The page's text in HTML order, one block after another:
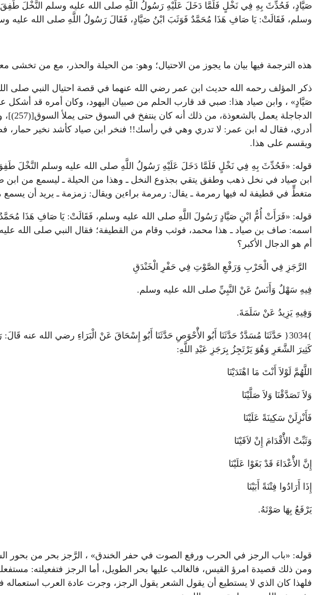
صَيَّادٍ، فَحُدِّثَ بِهِ فِي نَخْلٍ فَلَمَّا دَخَلَ عَلَيْهِ رَسُولُ اللَّهِ صلى الله عليه وسلم النَّخْلَ طَفِقَ
وسلم، فَقَالَتْ: يَا صَافِ هَذَا مُحَمَّدٌ فَوَثَبَ ابْنُ صَيَّادٍ، فَقَالَ رَسُولُ اللَّهِ صلى الله عليه
هذه الترجمة فيها بيان ما يجوز من الاحتيال؛ وهو: من الحيلة والحذر، مع من تخشى
ذكر المؤلف رحمه الله حديث ابن عمر رضي الله عنهما في قصة احتيال النبي صلى
صَيَّادٍ» ، وابن صياد هذا: صبي قد قارب الحلم من صبيان اليهود، وكان أمره قد أشكل
ويقسم على هذا.
قوله: «فَحُدِّثَ بِهِ فِي نَخْلٍ فَلَمَّا دَخَلَ عَلَيْهِ رَسُولُ اللَّهِ صلى الله عليه وسلم النَّخْلَ
ابن صياد في نخل ذهب وطفق يتقي بجذوع النخل ـ وهذا من الحيلة ـ ليسمع من ابن
متغطٍّ في قطيفة له فيها رمرمة ـ يقال: رمرمة براءين ويقال: زمزمة ـ يريد أن يسمع
قوله: «فَرَأَتْ أُمُّ ابْنِ صَيَّادٍ رَسُولَ اللَّهِ صلى الله عليه وسلم، فَقَالَتْ: يَا صَافِ هَذَا
اسمه: صاف بن صياد ـ هذا محمد، فوثب وقام من القطيفة؛ فقال النبي صلى الله
أم هو الدجال الأكبر؟
الرَّجَزِ فِي الْحَرْبِ وَرَفْعِ الصَّوْتِ فِي حَفْرِ الْخَنْدَقِ
فِيهِ سَهْلٌ وَأَنَسٌ عَنْ النَّبِيِّ صلى الله عليه وسلم.
وَفِيهِ يَزِيدُ عَنْ سَلَمَةَ.
}3034{ حَدَّثَنَا مُسَدَّدٌ حَدَّثَنَا أَبُو الأَْحْوَصِ حَدَّثَنَا أَبُو إِسْحَاقَ عَنْ الْبَرَاءِ رضي الله
كَثِيرَ الشَّعَرِ وَهُوَ يَرْتَجِزُ بِرَجَزِ عَبْدِ اللَّهِ:
اللَّهُمَّ لَوْلاَ أَنْتَ مَا اهْتَدَيْنَا
وَلاَ تَصَدَّقْنَا وَلاَ صَلَّيْنَا
فَأَنْزِلَنْ سَكِينَةً عَلَيْنَا
وَثَبِّتْ الأَْقْدَامَ إِنْ لاَقَيْنَا
إِنَّ الأَْعْدَاءَ قَدْ بَغَوْا عَلَيْنَا
إِذَا أَرَادُوا فِتْنَةً أَبَيْنَا
يَرْفَعُ بِهَا صَوْتَهُ.
قوله: «باب الرجز في الحرب ورفع الصوت في حفر الخندق» ، الرَّجز بحر من بحور
ومن ذلك قصيدة امرؤ القيس، فالغالب عليها بحر الطويل، أما الرجز فتفعيلته:
فلهذا كان الذي لا يستطيع أن يقول الشعر يقول الرجز، وجرت عادة العرب